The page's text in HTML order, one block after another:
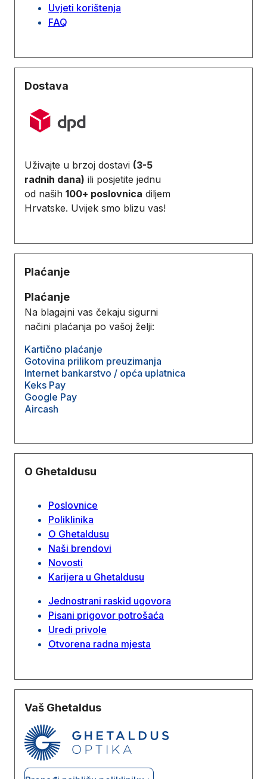
Uvjeti korištenja
FAQ
Dostava
Uživajte u brzoj dostavi (3-5
radnih dana) ili posjetite jednu
od naših 100+ poslovnica diljem
Hrvatske. Uvijek smo blizu vas!
Plaćanje
Plaćanje
Na blagajni vas čekaju sigurni
načini plaćanja po vašoj želji:
Kartično plaćanje
Gotovina prilikom preuzimanja
Internet bankarstvo / opća uplatnica
Keks Pay
Google Pay
Aircash
O Ghetaldusu
Poslovnice
Poliklinika
O Ghetaldusu
Naši brendovi
Novosti
Karijera u Ghetaldusu
Jednostrani raskid ugovora
Pisani prigovor potrošaća
Uredi privole
Otvorena radna mjesta
Vaš Ghetaldus